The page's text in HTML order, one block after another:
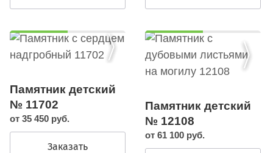
Памятник детский
№ 11702
от 35 450 руб.
Заказать
Памятник детский
№ 12108
от 61 100 руб.